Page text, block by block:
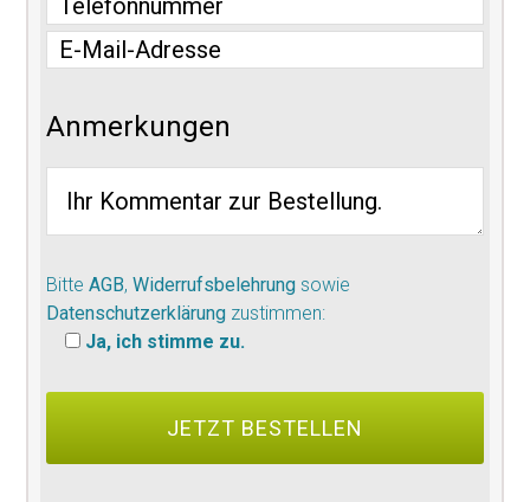
Anmerkungen
BitteAGB,Widerrufsbelehrung sowie
Datenschutzerklärung zustimmen:
Ja, ich stimme zu.